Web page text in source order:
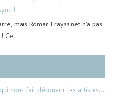
!
mais Roman Frayssinet n’a pas
Ce…
nous fait découvrir les artistes…